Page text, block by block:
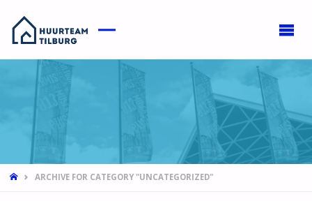
HOMEARCHIVE FOR CATEGORY "UNCATEGORIZED"